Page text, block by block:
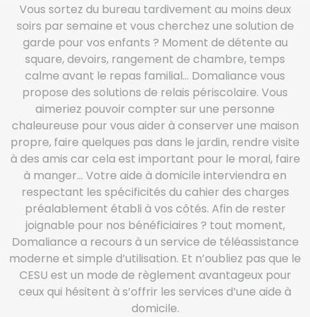
Vous sortez du bureau tardivement au moins deux
soirs par semaine et vous cherchez une solution de
garde pour vos enfants ? Moment de détente au
square, devoirs, rangement de chambre, temps
calme avant le repas familial… Domaliance vous
propose des solutions de relais périscolaire. Vous
aimeriez pouvoir compter sur une personne
chaleureuse pour vous aider à conserver une maison
propre, faire quelques pas dans le jardin, rendre visite
à des amis car cela est important pour le moral, faire
à manger… Votre aide à domicile interviendra en
respectant les spécificités du cahier des charges
préalablement établi à vos côtés. Afin de rester
joignable pour nos bénéficiaires ? tout moment,
Domaliance a recours à un service de téléassistance
moderne et simple d’utilisation. Et n’oubliez pas que le
CESU est un mode de règlement avantageux pour
ceux qui hésitent à s’offrir les services d’une aide à
domicile.